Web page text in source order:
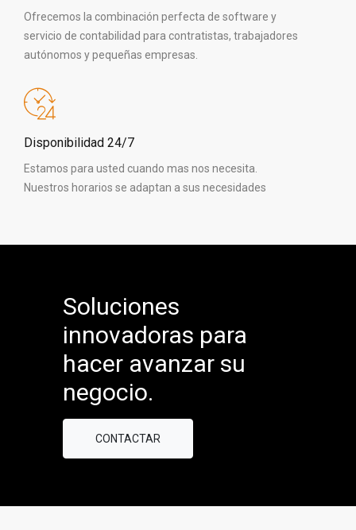
Ofrecemos la combinación perfecta de software y
servicio de contabilidad para contratistas, trabajadores
autónomos y pequeñas empresas.
Disponibilidad 24/7
Estamos para usted cuando mas nos necesita.
Nuestros horarios se adaptan a sus necesidades
Soluciones
innovadoras para
hacer avanzar su
negocio.
CONTACTAR